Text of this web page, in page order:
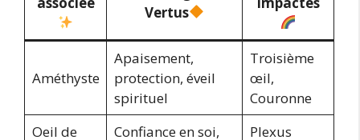
Vertus
Améthyste
Apaisement,
protection, éveil
spirituel
Troisième
œil,
Couronne
Oeil de
Confiance en soi,
Plexus